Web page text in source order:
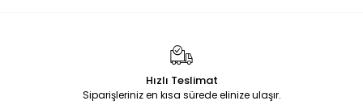
Hızlı Teslimat
Siparişleriniz en kısa sürede elinize ulaşır.